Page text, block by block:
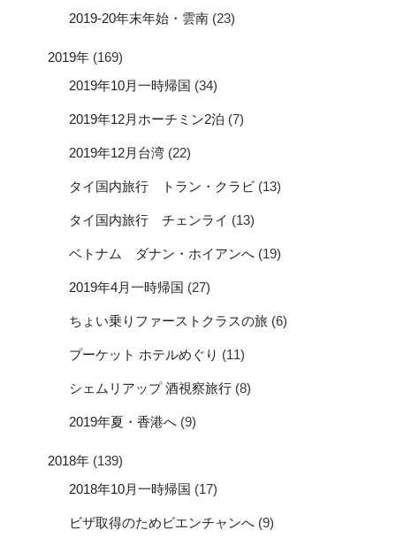
2019-20年末年始・雲南 (23)
2019年 (169)
2019年10月一時帰国 (34)
2019年12月ホーチミン2泊 (7)
2019年12月台湾 (22)
タイ国内旅行 トラン・クラビ (13)
タイ国内旅行 チェンライ (13)
ベトナム ダナン・ホイアンへ (19)
2019年4月一時帰国 (27)
ちょい乗りファーストクラスの旅 (6)
プーケット ホテルめぐり (11)
シェムリアップ 酒視察旅行 (8)
2019年夏・香港へ (9)
2018年 (139)
2018年10月一時帰国 (17)
ビザ取得のためビエンチャンへ (9)